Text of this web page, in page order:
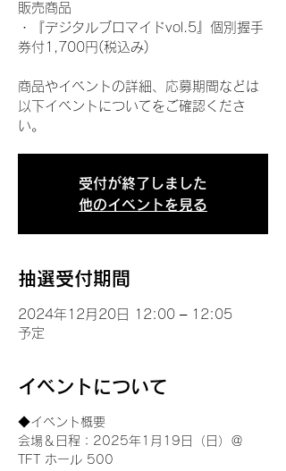
販売商品
・『デジタルブロマイドvol.5』個別握手
券付1,700円(税込み)
商品やイベントの詳細、応募期間などは
以下イベントについてをご確認くださ
い。
受付が終了しました
他のイベントを見る
抽選受付期間
2024年12月20日 12:00 – 12:05
予定
イベントについて
◆イベント概要
会場＆日程：2025年1月19日（日）＠
TFT ホール 500